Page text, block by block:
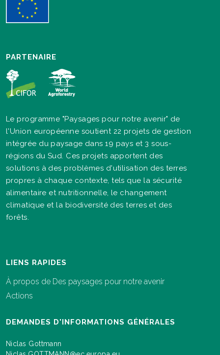
PARTENAIRE
Le programme "Paysages pour notre avenir" de
l'Union européenne soutient 22 projets de gestion
intégrée du paysage dans 19 pays et 3 sous-
régions du Sud. Ces projets apportent des
solutions à des problèmes d'utilisation des terres
propres à chaque contexte, tels que la sécurité
alimentaire et nutritionnelle, le changement
climatique et la biodiversité des terres et des
forêts.
LIENS RAPIDES
À propos de Des paysages pour notre avenir
Actions
DEMANDES D'INFORMATIONS GÉNÉRALES
Niclas Gottmann